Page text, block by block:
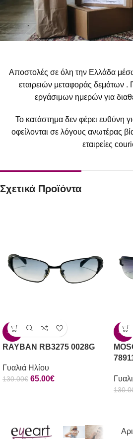
Αποστολές σε όλη την Ελλάδα
εταιρειών μεταφοράς δεμάτων
εργάσιμων ημερών για
Το κατάστημα δεν φέρει ευθύνη
οφείλονται σε λόγους ανωτέρας
εταιρείες
Σχετικά Προϊόντα
-50%
RAYBAN RB3275 0028G
Γυαλιά Ηλίου
130.00€ 65.00€
-50%